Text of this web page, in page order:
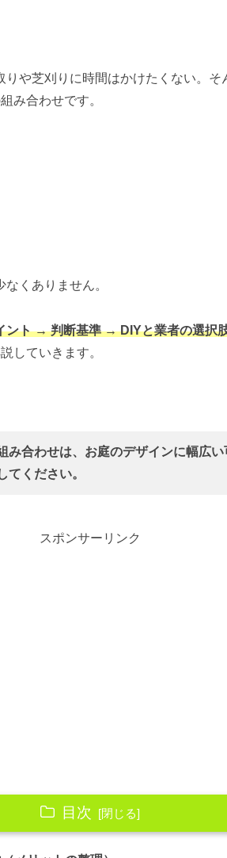
りや芝刈りに時間はかけたくない。
み合わせです。
くありません。
ント → 判断基準 → DIYと業者の選択
していきます。
み合わせは、お庭のデザインに幅広
てください。
スポンサーリンク
目次